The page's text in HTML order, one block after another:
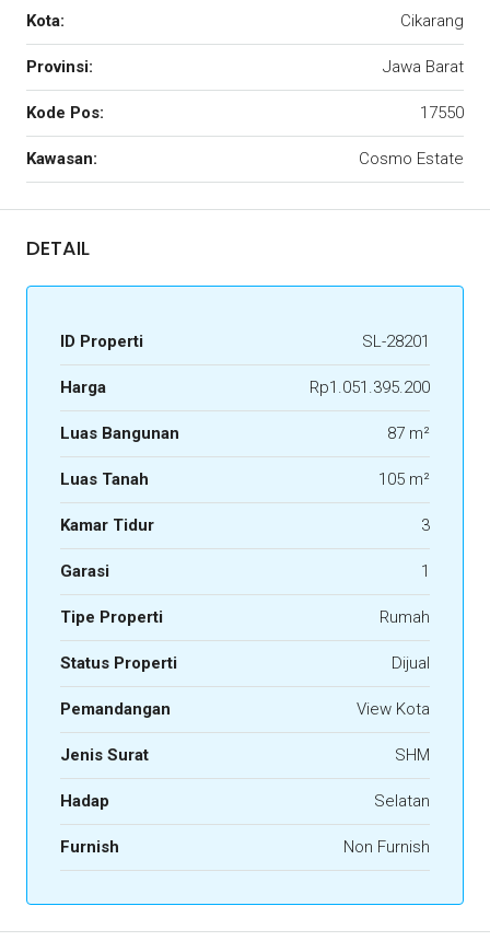
Kota: Cikarang
Provinsi: Jawa Barat
Kode Pos: 17550
Kawasan: Cosmo Estate
DETAIL
ID Properti SL-28201
Harga Rp1.051.395.200
Luas Bangunan 87 m²
Luas Tanah 105 m²
Kamar Tidur 3
Garasi 1
Tipe Properti Rumah
Status Properti Dijual
Pemandangan View Kota
Jenis Surat SHM
Hadap Selatan
Furnish Non Furnish